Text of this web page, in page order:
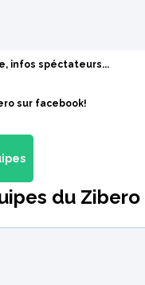
infos spéctateurs...
sur facebook!
du Zibero